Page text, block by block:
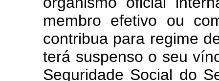
membro efetivo ou
contribua para regime
terá suspenso o seu
Seguridade Social do